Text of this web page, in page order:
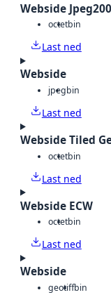
Webside
octetbin
Last ned
Webside
jpegbin
Last ned
Webside Tiled
octetbin
Last ned
Webside ECW
octetbin
Last ned
Webside
geotiffbin